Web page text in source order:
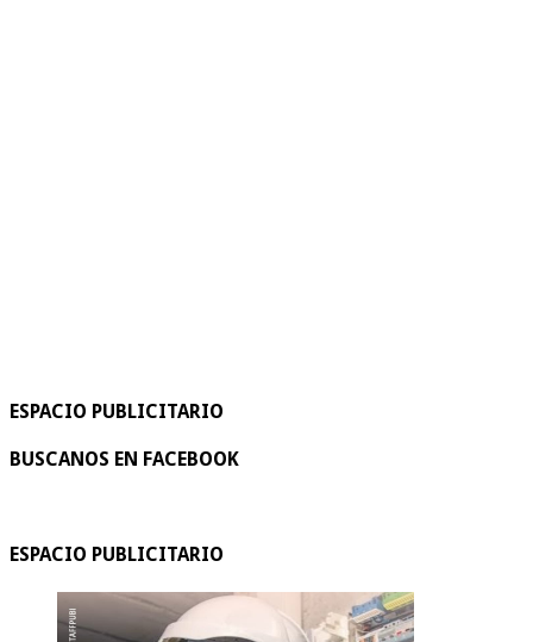
ESPACIO PUBLICITARIO
BUSCANOS EN FACEBOOK
ESPACIO PUBLICITARIO